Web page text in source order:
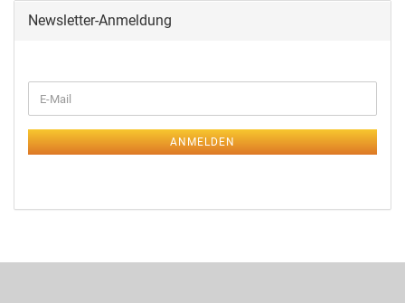
Newsletter-Anmeldung
ANMELDEN